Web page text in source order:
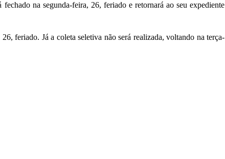
na segunda-feira, 26, feriado e retornará ao seu expediente
feriado. Já a coleta seletiva não será realizada, voltando na terça-